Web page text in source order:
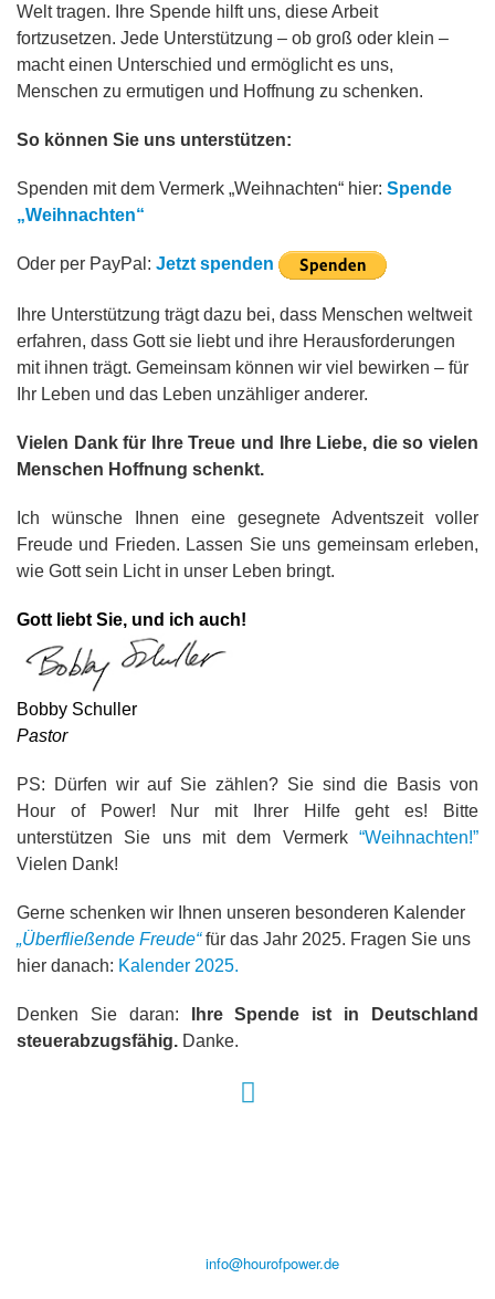
Welt tragen. Ihre Spende hilft uns, diese Arbeit
fortzusetzen. Jede Unterstützung – ob groß oder klein –
macht einen Unterschied und ermöglicht es uns,
Menschen zu ermutigen und Hoffnung zu schenken.
So können Sie uns unterstützen:
Spenden mit dem Vermerk „Weihnachten“ hier: Spende
„Weihnachten“
Oder per PayPal: Jetzt spenden
Ihre Unterstützung trägt dazu bei, dass Menschen weltweit
erfahren, dass Gott sie liebt und ihre Herausforderungen
mit ihnen trägt. Gemeinsam können wir viel bewirken – für
Ihr Leben und das Leben unzähliger anderer.
Vielen Dank für Ihre Treue und Ihre Liebe, die so vielen
Menschen Hoffnung schenkt.
Ich wünsche Ihnen eine gesegnete Adventszeit voller
Freude und Frieden. Lassen Sie uns gemeinsam erleben,
wie Gott sein Licht in unser Leben bringt.
Gott liebt Sie, und ich auch!
Bobby Schuller
Pastor
PS: Dürfen wir auf Sie zählen? Sie sind die Basis von
Hour of Power! Nur mit Ihrer Hilfe geht es! Bitte
unterstützen Sie uns mit dem Vermerk “Weihnachten!”
Vielen Dank!
Gerne schenken wir Ihnen unseren besonderen Kalender
„Überfließende Freude“für das Jahr 2025. Fragen Sie uns
hier danach: Kalender 2025.
Denken Sie daran:
Ihre Spende ist in Deutschland
steuerabzugsfähig. Danke.
info@hourofpower.de